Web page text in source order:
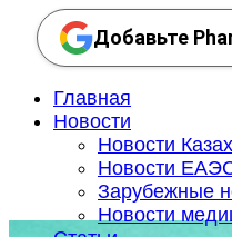
Добавьте
Главная
Новости
Новости
Новости
Зарубежные
Новости